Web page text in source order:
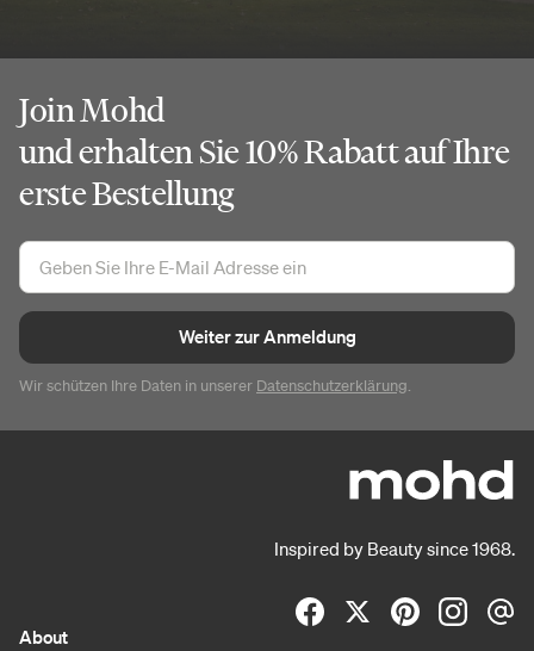
Join Mohd
und erhalten Sie 10% Rabatt auf Ihre
erste Bestellung
Weiter zur Anmeldung
Wir schützen Ihre Daten in unserer Datenschutzerklärung.
Inspired by Beauty since 1968.
About